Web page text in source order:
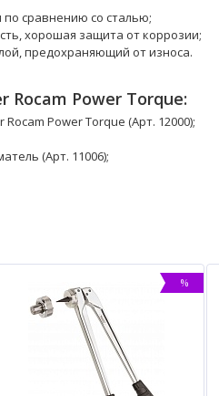
сравнению со сталью;
хорошая защита от коррозии;
предохраняющий от износа.
Rocam Power Torque:
Power Torque (Арт. 12000);
(Арт. 11006);
%